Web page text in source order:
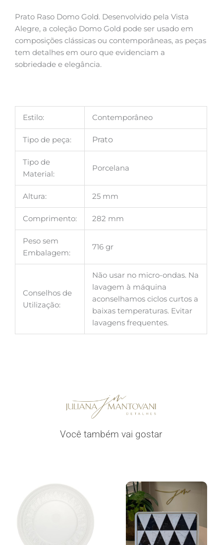
Prato Raso Domo Gold. Desenvolvido pela Vista
Alegre, a coleção Domo Gold pode ser usado em
composições clássicas ou contemporâneas, as peças
tem detalhes em ouro que evidenciam a
sobriedade e elegância.
Estilo: Contemporâneo
Tipo de peça: Prato
Tipo de
Material:
Porcelana
Altura: 25 mm
Comprimento: 282 mm
Peso sem
Embalagem:
716 gr
Conselhos de
Utilização:
Não usar no micro-ondas. Na
lavagem à máquina
aconselhamos ciclos curtos a
baixas temperaturas. Evitar
lavagens frequentes.
Você também vai gostar